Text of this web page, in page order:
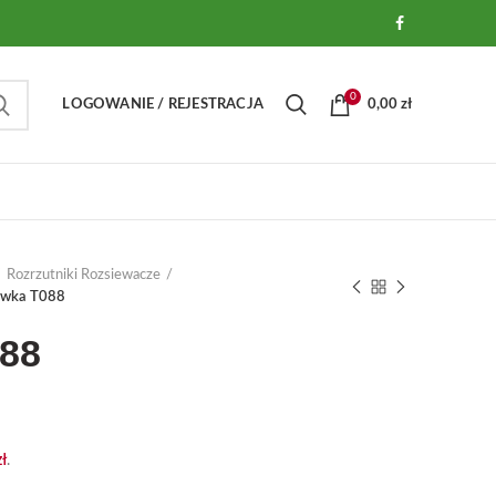
LOGOWANIE / REJESTRACJA
0
0,00 zł
Rozrzutniki Rozsiewacze
T088
.